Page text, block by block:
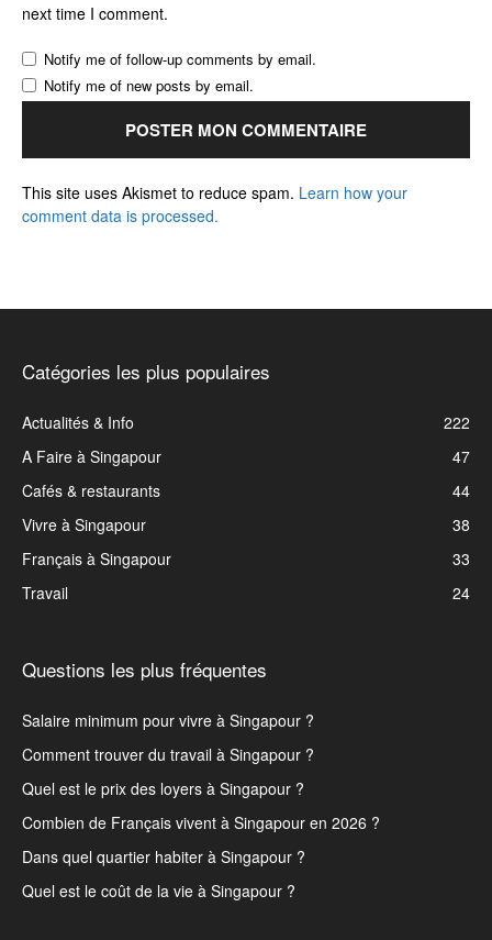
next time I comment.
Notify me of follow-up comments by email.
Notify me of new posts by email.
This site uses Akismet to reduce spam. Learn how your
comment data is processed.
Catégories les plus populaires
Actualités & Info
222
A Faire à Singapour
47
Cafés & restaurants
44
Vivre à Singapour
38
Français à Singapour
33
Travail
24
Questions les plus fréquentes
Salaire minimum pour vivre à Singapour ?
Comment trouver du travail à Singapour ?
Quel est le prix des loyers à Singapour ?
Combien de Français vivent à Singapour en 2026 ?
Dans quel quartier habiter à Singapour ?
Quel est le coût de la vie à Singapour ?